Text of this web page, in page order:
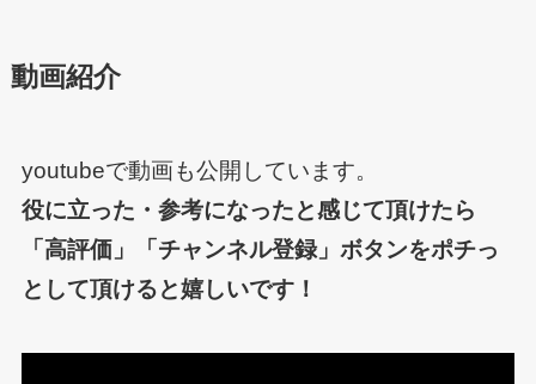
動画紹介
youtubeで動画も公開しています。
役に立った・参考になったと感じて頂けたら
「高評価」「チャンネル登録」ボタンをポチっ
として頂けると嬉しいです！